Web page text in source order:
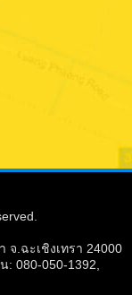
จ.ฉะเชิงเทรา 24000
080-050-1392,